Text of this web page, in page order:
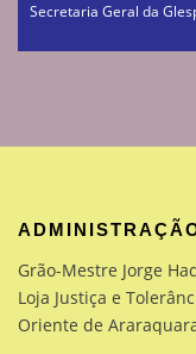
Secretaria Geral da
Grão-Mestre Jorge
Loja Justiça e
Oriente de